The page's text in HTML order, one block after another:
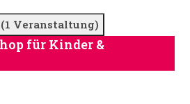
(1 Veranstaltung)
für Kinder &